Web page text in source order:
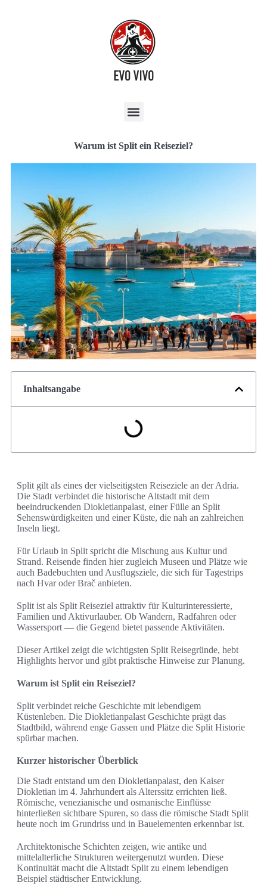
Warum ist Split ein Reiseziel?
Inhaltsangabe
Split gilt als eines der vielseitigsten Reiseziele an der Adria.
Die Stadt verbindet die historische Altstadt mit dem
beeindruckenden Diokletianpalast, einer Fülle an Split
Sehenswürdigkeiten und einer Küste, die nah an zahlreichen
Inseln liegt.
Für Urlaub in Split spricht die Mischung aus Kultur und
Strand. Reisende finden hier zugleich Museen und Plätze wie
auch Badebuchten und Ausflugsziele, die sich für Tagestrips
nach Hvar oder Brač anbieten.
Split ist als Split Reiseziel attraktiv für Kulturinteressierte,
Familien und Aktivurlauber. Ob Wandern, Radfahren oder
Wassersport — die Gegend bietet passende Aktivitäten.
Dieser Artikel zeigt die wichtigsten Split Reisegründe, hebt
Highlights hervor und gibt praktische Hinweise zur Planung.
Warum ist Split ein Reiseziel?
Split verbindet reiche Geschichte mit lebendigem
Küstenleben. Die Diokletianpalast Geschichte prägt das
Stadtbild, während enge Gassen und Plätze die Split Historie
spürbar machen.
Kurzer historischer Überblick
Die Stadt entstand um den Diokletianpalast, den Kaiser
Diokletian im 4. Jahrhundert als Alterssitz errichten ließ.
Römische, venezianische und osmanische Einflüsse
hinterließen sichtbare Spuren, so dass die römische Stadt Split
heute noch im Grundriss und in Bauelementen erkennbar ist.
Architektonische Schichten zeigen, wie antike und
mittelalterliche Strukturen weitergenutzt wurden. Diese
Kontinuität macht die Altstadt Split zu einem lebendigen
Beispiel städtischer Entwicklung.